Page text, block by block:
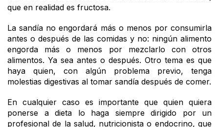
que en realidad es fructosa.
La sandía no engordará más o menos por consumirla
antes o después de las comidas y no: ningún alimento
engorda más o menos por mezclarlo con otros
alimentos. Ya sea antes o después. Otro tema es que
haya quien, con algún problema previo, tenga
molestias digestivas al tomar sandía después de comer.
En cualquier caso es importante que quien quiera
ponerse a dieta lo haga siempre dirigido por un
profesional de la salud, nutricionista o endocrino, que